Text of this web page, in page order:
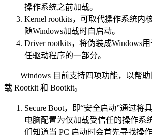
操作系统之前加载。
Kernel rootkits，可取代操作系统内
随Windows加载时自启动。
Driver rootkits，将伪装成Windows
任驱动程序的一部分。
Windows 目前支持四项功能，以帮助
载 Rootkit 和 Bootkit。
Secure Boot，即“安全启动”通过将
电脑配置为仅加载受信任的操作系
们知道当 PC 启动时会首先寻找操